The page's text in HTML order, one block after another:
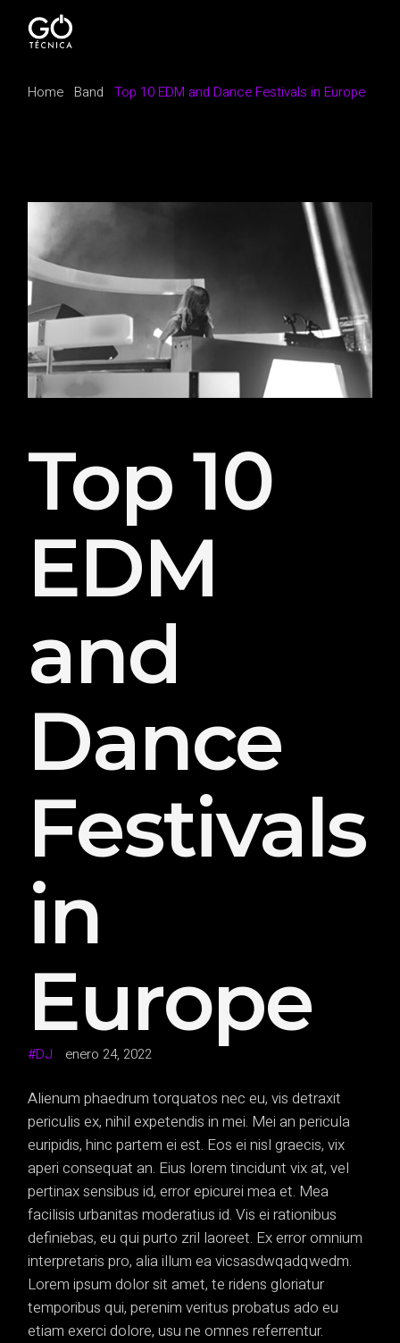
Home Band Top 10 EDM and Dance Festivals in Europe
Top 10
EDM
and
Dance
Festivals
in
Europe
DJ enero 24, 2022
Alienum phaedrum torquatos nec eu, vis detraxit
periculis ex, nihil expetendis in mei. Mei an pericula
euripidis, hinc partem ei est. Eos ei nisl graecis, vix
aperi consequat an. Eius lorem tincidunt vix at, vel
pertinax sensibus id, error epicurei mea et. Mea
facilisis urbanitas moderatius id. Vis ei rationibus
definiebas, eu qui purto zril laoreet. Ex error omnium
interpretaris pro, alia illum ea vicsasdwqadqwedm.
Lorem ipsum dolor sit amet, te ridens gloriatur
temporibus qui, perenim veritus probatus ado eu
etiam exerci dolore, usu ne omnes referrentur.